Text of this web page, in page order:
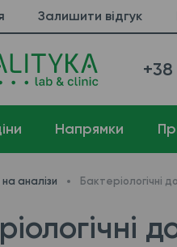
Залишити відгук
Напрямки
на аналізи Бактеріологічні